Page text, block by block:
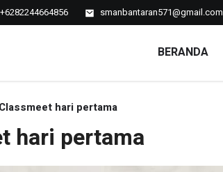
+6282244664856 smanbantaran571@gmail.com
BERANDA
Classmeet hari pertama
hari pertama